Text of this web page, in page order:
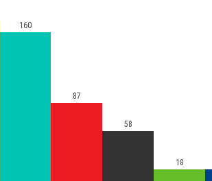
160
87
58
18